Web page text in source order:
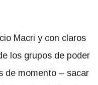
Macri y con claros
los grupos de poder
de momento – sacar